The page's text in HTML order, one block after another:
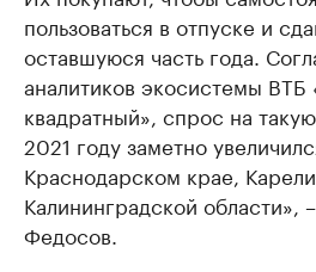
пользоваться в отпуске и
оставшуюся часть года.
аналитиков экосистемы ВТБ
квадратный», спрос на
2021 году заметно
Краснодарском крае,
Калининградской области»,
Федосов.